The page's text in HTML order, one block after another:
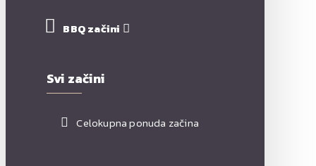
BBQ začini
Svi začini
Celokupna ponuda začina